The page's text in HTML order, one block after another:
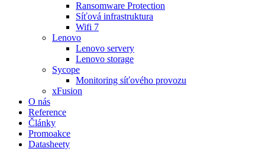
Ransomware Protection
Síťová infrastruktura
Wifi 7
Lenovo
Lenovo servery
Lenovo storage
Sycope
Monitoring síťového provozu
xFusion
O nás
Reference
Články
Promoakce
Datasheety